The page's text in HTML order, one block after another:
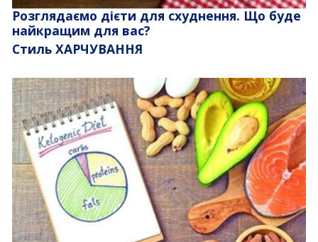
Розглядаємо дієти для схуднення. Що буде
найкращим для вас?
Стиль ХАРЧУВАННЯ